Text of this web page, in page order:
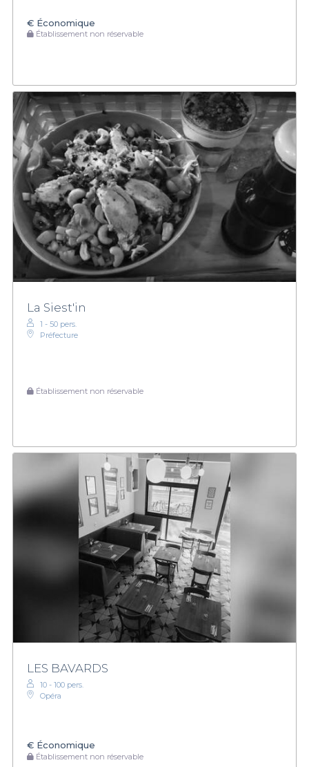
€ Économique
Établissement non réservable
La Siest'in
1 - 50 pers.
Préfecture
Établissement non réservable
LES BAVARDS
10 - 100 pers.
Opéra
€ Économique
Établissement non réservable